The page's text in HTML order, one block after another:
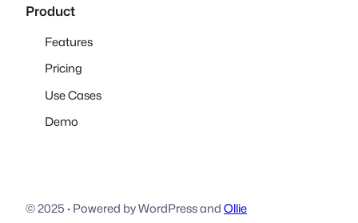
Product
Features
Pricing
Use Cases
Demo
© 2025 · Powered by WordPress and Ollie